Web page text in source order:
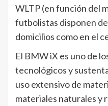
WLTP (en función del
futbolistas disponen
domicilios como en el
El BMW iX es uno de
tecnológicos y
uso extensivo de
materiales naturales y